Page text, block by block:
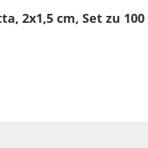
2x1,5 cm, Set zu 100